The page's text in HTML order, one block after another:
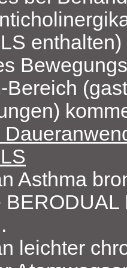
Bereich
Asthma
BERODUAL
leichter